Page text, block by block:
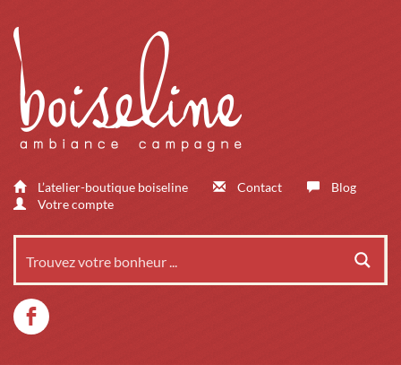
L’atelier-boutique boiseline Contact
Blog
Votre compte